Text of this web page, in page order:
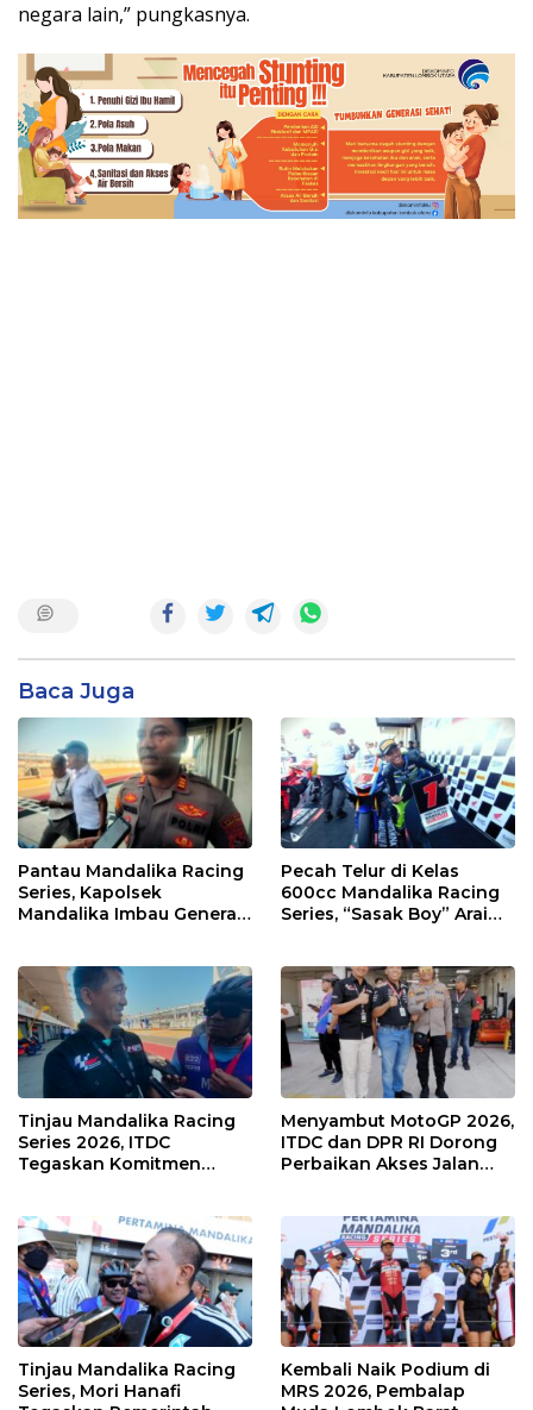
negara lain,” pungkasnya.
Baca Juga
Pantau Mandalika Racing
Series, Kapolsek
Mandalika Imbau Generasi
Pecah Telur di Kelas
600cc Mandalika Racing
Series, “Sasak Boy” Arai
Tinjau Mandalika Racing
Series 2026, ITDC
Tegaskan Komitmen
Kawasan
Menyambut MotoGP 2026,
ITDC dan DPR RI Dorong
Perbaikan Akses Jalan
Tinjau Mandalika Racing
Series, Mori Hanafi
Kembali Naik Podium di
MRS 2026, Pembalap